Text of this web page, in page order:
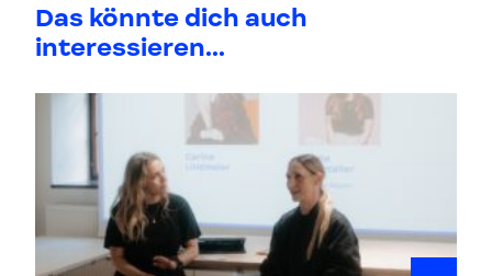
Das könnte dich auch
interessieren...